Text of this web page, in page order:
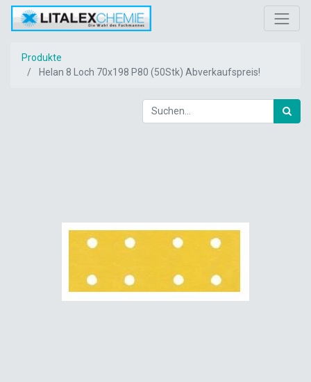
Produkte
Helan 8 Loch 70x198 P80 (50Stk) Abverkaufspreis!